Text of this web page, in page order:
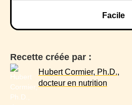
Facile
Recette créée par :
Hubert Cormier, Ph.D.,
docteur en nutrition